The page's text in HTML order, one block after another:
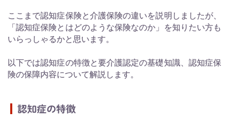
ここまで認知症保険と介護保険の違いを説明しましたが、
「認知症保険とはどのような保険なのか」を知りたい方も
いらっしゃるかと思います。
以下では認知症の特徴と要介護認定の基礎知識、認知症保
険の保障内容について解説します。
認知症の特徴